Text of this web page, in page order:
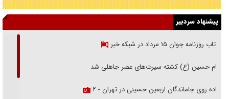
پیشنهاد سردبیر
بازتاب روزنامه جوان ۱۵ مرداد در شبکه خبر
امام حسین (ع) کشته سیرت‌های عصر جاهلی شد
پیاده روی جاماندگان اربعین حسینی در تهران - ۲